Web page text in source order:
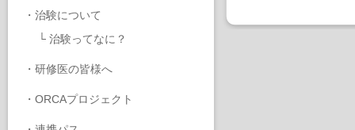
・ 治験について
└ 治験ってなに？
・ 研修医の皆様へ
・ ORCAプロジェクト